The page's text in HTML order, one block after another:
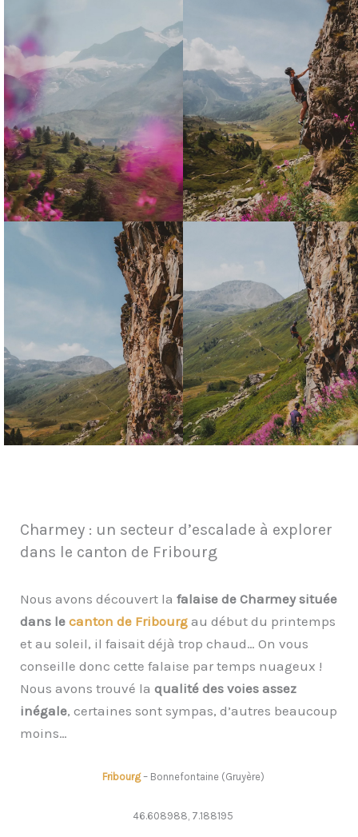
Charmey : un secteur d’escalade à explorer
dans le canton de Fribourg
Nous avons découvert la falaise de Charmey située
dans le canton de Fribourg au début du printemps
et au soleil, il faisait déjà trop chaud… On vous
conseille donc cette falaise par temps nuageux !
Nous avons trouvé la qualité des voies assez
inégale, certaines sont sympas, d’autres beaucoup
moins…
Fribourg – Bonnefontaine (Gruyère)
46.608988, 7.188195